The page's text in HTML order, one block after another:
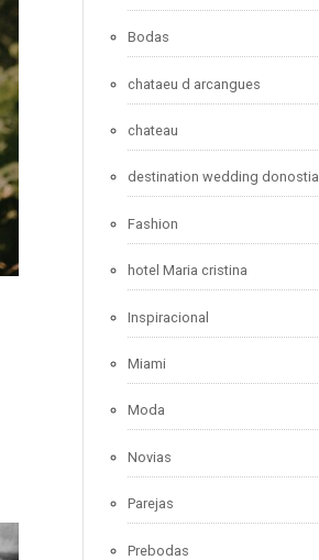
Bodas
chataeu d arcangues
chateau
destination wedding donostia
Fashion
hotel Maria cristina
Inspiracional
Miami
Moda
Novias
Parejas
Prebodas